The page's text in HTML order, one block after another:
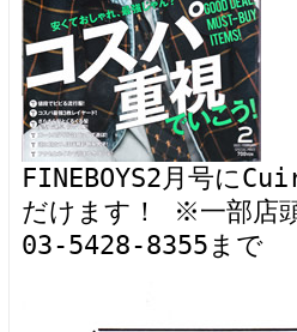
FINEBOYS2月号に
だけます！ ※一部店
03-5428-8355まで